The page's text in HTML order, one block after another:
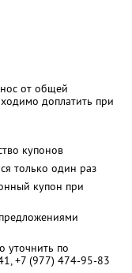
от общей
доплатить при
купонов
только один раз
купон при
по
+7 (977) 474-95-83